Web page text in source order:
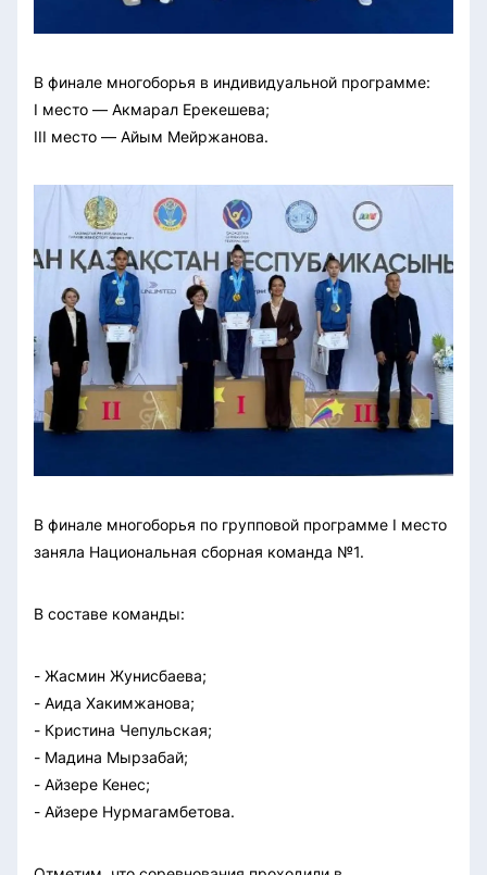
В финале многоборья в индивидуальной программе:
I место — Акмарал Ерекешева;
III место — Айым Мейржанова.
В финале многоборья по групповой программе I место
заняла Национальная сборная команда №1.
В составе команды:
- Жасмин Жунисбаева;
- Аида Хакимжанова;
- Кристина Чепульская;
- Мадина Мырзабай;
- Айзере Кенес;
- Айзере Нурмагамбетова.